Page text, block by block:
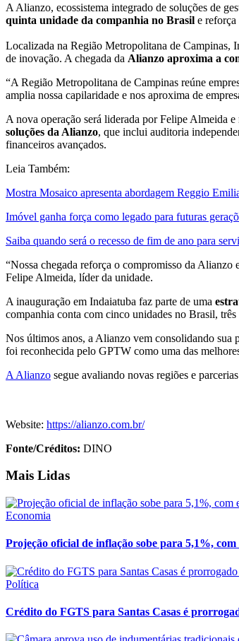
A Alianzo, ecossistema integrado de soluções de
quinta unidade da companhia no Brasil e reforça
Localizada na Região Metropolitana de Campinas,
de inovação. A chegada da Alianzo aproxima a
“A Região Metropolitana de Campinas reúne
amplia nossa capilaridade e nos aproxima de
A nova operação será liderada por Felipe Almeida
soluções da Alianzo, que inclui auditoria
financeiros avançados.
Leia Também:
Mostra Mosaico apresenta abordagem Reggio
Imóvel ganha força como legado para futuras
Saiba quando será o recesso de fim de ano para
“Nossa chegada reforça o compromisso da Alianzo
Felipe Almeida, líder da unidade.
A inauguração em Indaiatuba faz parte de uma
companhia conta com cinco unidades no Brasil,
Nos últimos anos, a Alianzo vem consolidando sua
foi reconhecida pelo GPTW como uma das
A Alianzo segue avaliando novas regiões e
Website: https://alianzo.com.br/
Fonte/Créditos: DINO
Mais Lidas
Economia
Projeção oficial de inflação sobe para 5,1%, com
Política
Crédito do FGTS para Santas Casas é